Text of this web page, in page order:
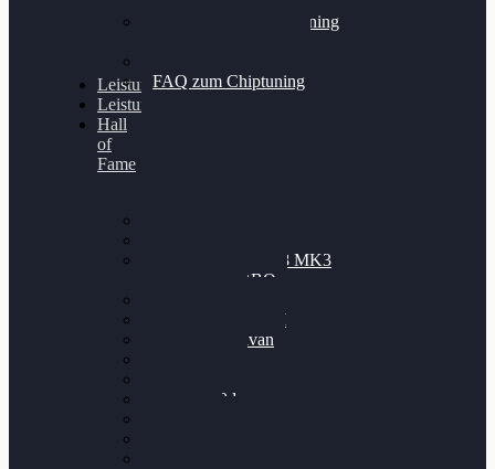
Professionelles Chiptuning
FAQ zum Chiptuning
Leistungsmessung
Leistungsprüfstand
Hall
of
Fame
Nissan GT-R35 3.8 MK3
V6 TWINTURBO
VW Passat 2.0TDI
VW T6 Multivan
BMW 120d